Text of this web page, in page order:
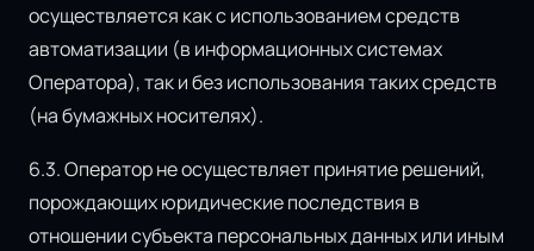
осуществляется как с использованием средств
автоматизации (в информационных системах
Оператора), так и без использования таких средств
(на бумажных носителях).
6.3. Оператор не осуществляет принятие решений,
порождающих юридические последствия в
отношении субъекта персональных данных или иным